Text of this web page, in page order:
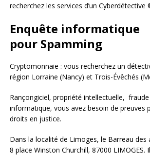
recherchez les services d’un Cyberdétective
Enquête informatique
pour Spamming
Cryptomonnaie : vous recherchez un
région Lorraine (Nancy) et Trois-Évêchés
Rançongiciel, propriété intellectuelle,
informatique, vous avez besoin de preuves
droits en justice.
Dans la localité de Limoges, le Barreau des
8 place Winston Churchill, 87000 LIMOGES.